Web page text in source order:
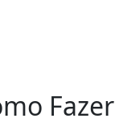
Fazer